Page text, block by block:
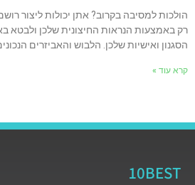
הולכות למסיבה בקרוב? אתן יכולות ליצור
רק באמצעות הנראות החיצונית שלכן ולבטא
הסגנון ואישיות שלכן. הלבוש והאביזרים
קרא עוד »
10BEST